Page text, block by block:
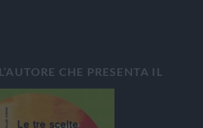
CHE PRESENTA IL